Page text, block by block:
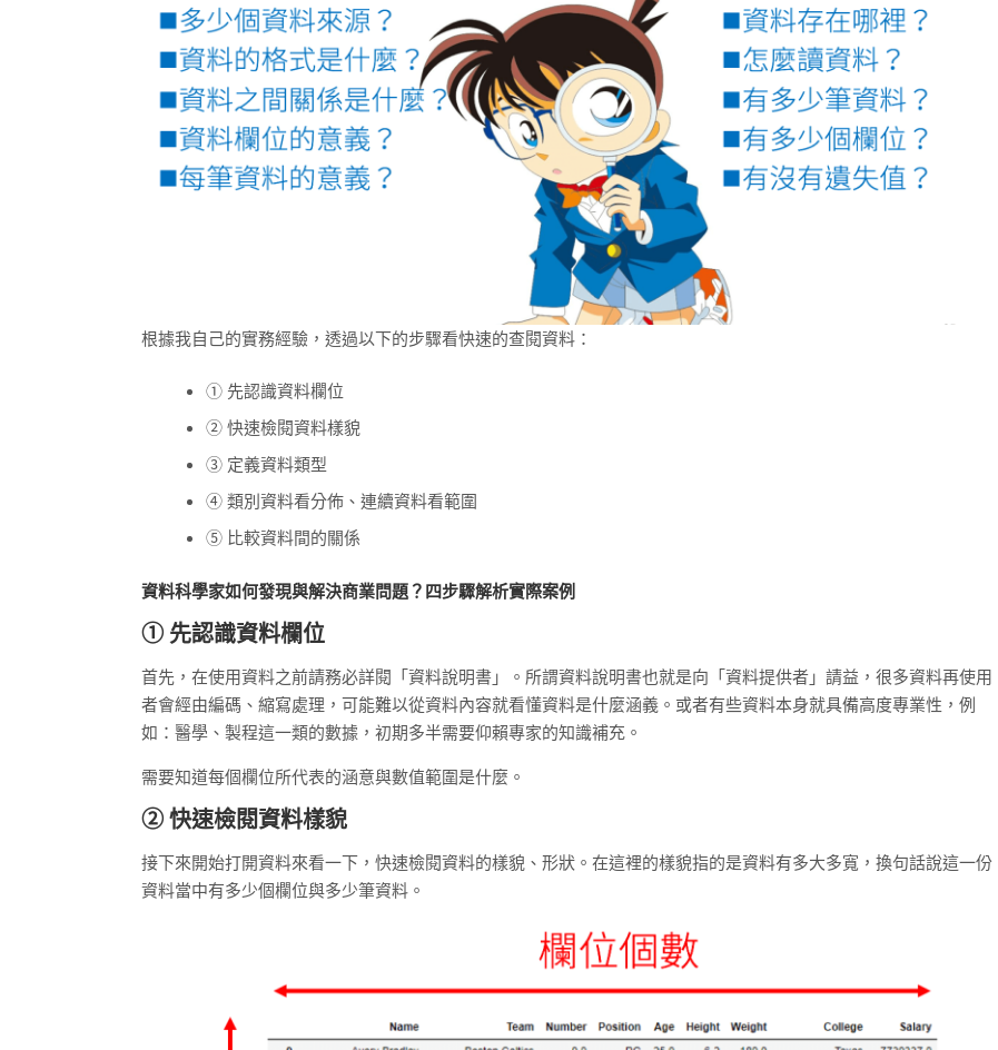
根據我自己的實務經驗，透過以下的步驟看快速的查閱資料：
① 先認識資料欄位
② 快速檢閱資料樣貌
③ 定義資料類型
④ 類別資料看分佈、連續資料看範圍
⑤ 比較資料間的關係
資料科學家如何發現與解決商業問題？四步驟解析實際案例
① 先認識資料欄位
首先，在使用資料之前請務必詳閱「資料說明書」。所謂資料說明書也就是向「資料提供者」請益，很多資料再使用
者會經由編碼、縮寫處理，可能難以從資料內容就看懂資料是什麼涵義。或者有些資料本身就具備高度專業性，例
如：醫學、製程這一類的數據，初期多半需要仰賴專家的知識補充。
需要知道每個欄位所代表的涵意與數值範圍是什麼。
② 快速檢閱資料樣貌
接下來開始打開資料來看一下，快速檢閱資料的樣貌、形狀。在這裡的樣貌指的是資料有多大多寬，換句話說這一份
資料當中有多少個欄位與多少筆資料。